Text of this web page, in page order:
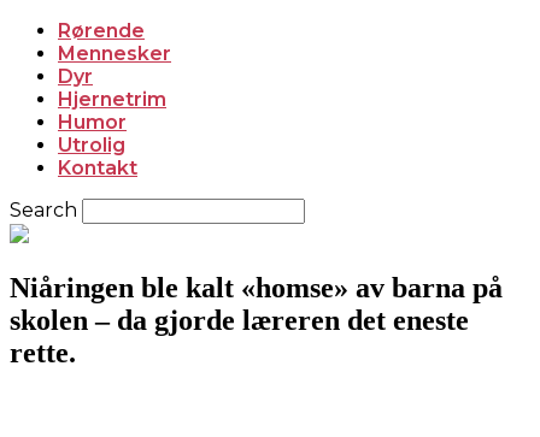
Rørende
Mennesker
Dyr
Hjernetrim
Humor
Utrolig
Kontakt
Search
Niåringen ble kalt «homse» av barna på
skolen – da gjorde læreren det eneste
rette.